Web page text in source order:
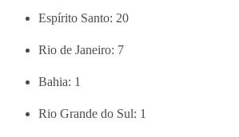
Espírito Santo: 20
Rio de Janeiro: 7
Bahia: 1
Rio Grande do Sul: 1